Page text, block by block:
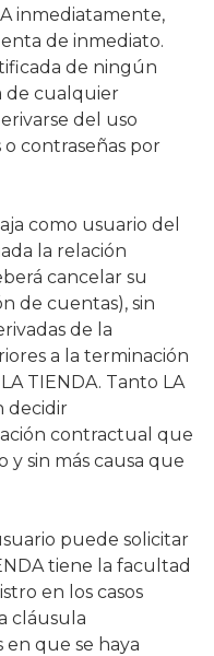
inmediatamente,
de inmediato.
de ningún
de cualquier
del uso
contraseñas por
como usuario del
la relación
cancelar su
de cuentas), sin
de la
a la terminación
TIENDA. Tanto LA
decidir
contractual que
sin más causa que
puede solicitar
tiene la facultad
en los casos
cláusula
en que se haya